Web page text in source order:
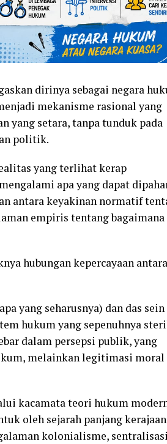
dirinya sebagai negara
mekanisme rasional yang
yang setara, tanpa tunduk pada
politik.
yang terlihat kerap
apa yang dapat
antara keyakinan normatif
empiris tentang bagaimana
hubungan kepercayaan antara
yang seharusnya) dan das sein
hukum yang sepenuhnya
dalam persepsi publik, yang
melainkan legitimasi moral
kacamata teori hukum
oleh sejarah panjang
kolonialisme, sentralisasi